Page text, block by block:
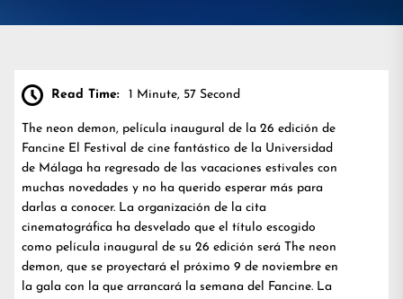
Read Time: 1 Minute, 57 Second
The neon demon, película inaugural de la 26 edición de
Fancine El Festival de cine fantástico de la Universidad
de Málaga ha regresado de las vacaciones estivales con
muchas novedades y no ha querido esperar más para
darlas a conocer. La organización de la cita
cinematográfica ha desvelado que el título escogido
como película inaugural de su 26 edición será The neon
demon, que se proyectará el próximo 9 de noviembre en
la gala con la que arrancará la semana del Fancine. La